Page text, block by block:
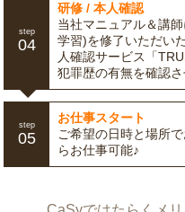
step
04
研修 / 本人確認
当社マニュアル＆講
学習)を修了いただい
人確認サービス「
犯罪歴の有無を確認さ
step
05
お仕事スタート
ご希望の日時と場所
らお仕事可能♪